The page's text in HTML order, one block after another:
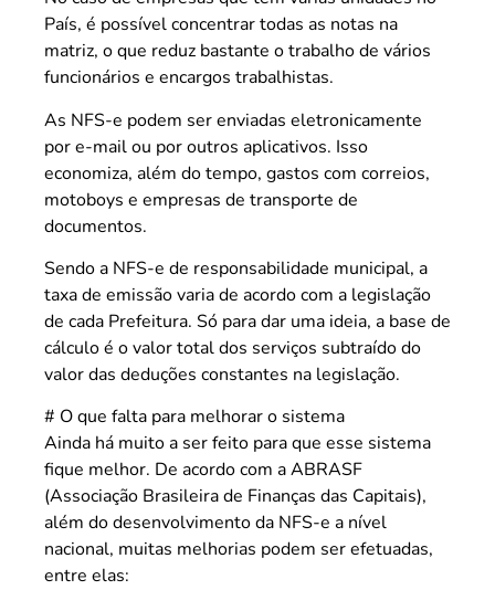
País, é possível concentrar todas as notas na
matriz, o que reduz bastante o trabalho de vários
funcionários e encargos trabalhistas.
As NFS-e podem ser enviadas eletronicamente
por e-mail ou por outros aplicativos. Isso
economiza, além do tempo, gastos com correios,
motoboys e empresas de transporte de
documentos.
Sendo a NFS-e de responsabilidade municipal, a
taxa de emissão varia de acordo com a legislação
de cada Prefeitura. Só para dar uma ideia, a base de
cálculo é o valor total dos serviços subtraído do
valor das deduções constantes na legislação.
# O que falta para melhorar o sistema
Ainda há muito a ser feito para que esse sistema
fique melhor. De acordo com a ABRASF
(Associação Brasileira de Finanças das Capitais),
além do desenvolvimento da NFS-e a nível
nacional, muitas melhorias podem ser efetuadas,
entre elas: